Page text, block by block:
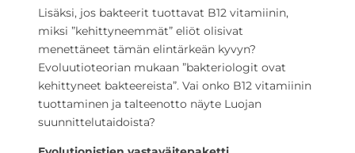
Lisäksi, jos bakteerit tuottavat B12 vitamiinin,
miksi ”kehittyneemmät” eliöt olisivat
menettäneet tämän elintärkeän kyvyn?
Evoluutioteorian mukaan ”bakteriologit ovat
kehittyneet bakteereista”. Vai onko B12 vitamiinin
tuottaminen ja talteenotto näyte Luojan
suunnittelutaidoista?